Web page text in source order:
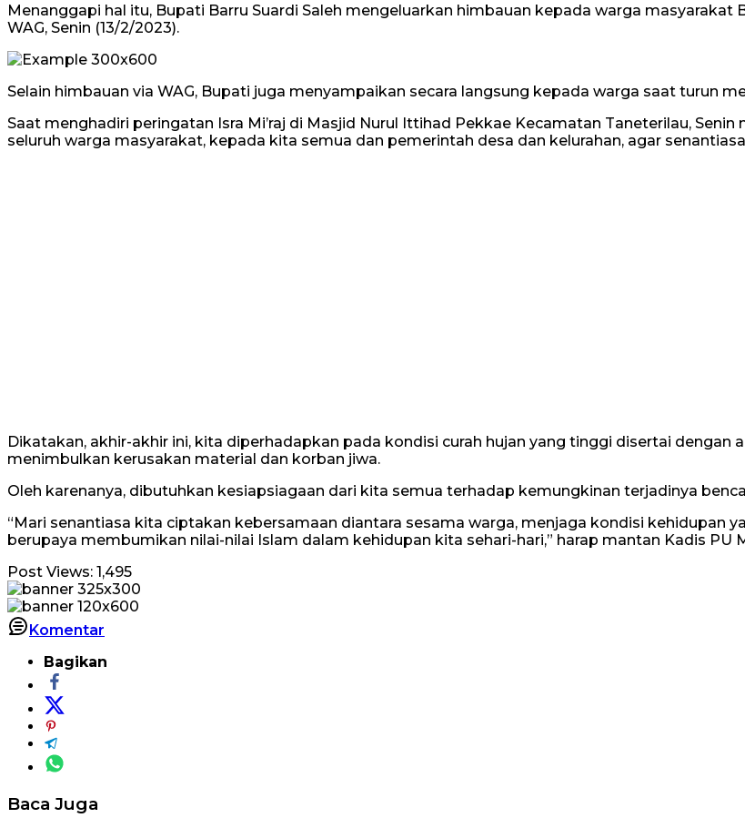
Menanggapi hal itu, Bupati Barru Suardi Saleh mengeluarkan himbauan kepada warga
WAG, Senin (13/2/2023).
Selain himbauan via WAG, Bupati juga menyampaikan secara langsung kepada warga saat turun
Saat menghadiri peringatan Isra Mi’raj di Masjid Nurul Ittihad Pekkae Kecamatan Taneterilau,
seluruh warga masyarakat, kepada kita semua dan pemerintah desa dan kelurahan, agar
Dikatakan, akhir-akhir ini, kita diperhadapkan pada kondisi curah hujan yang tinggi disertai
menimbulkan kerusakan material dan korban jiwa.
Oleh karenanya, dibutuhkan kesiapsiagaan dari kita semua terhadap kemungkinan terjadinya
“Mari senantiasa kita ciptakan kebersamaan diantara sesama warga, menjaga kondisi kehidupan
berupaya membumikan nilai-nilai Islam dalam kehidupan kita sehari-hari,” harap mantan Kadis PU
Post Views: 1,495
Komentar
Bagikan
Baca Juga